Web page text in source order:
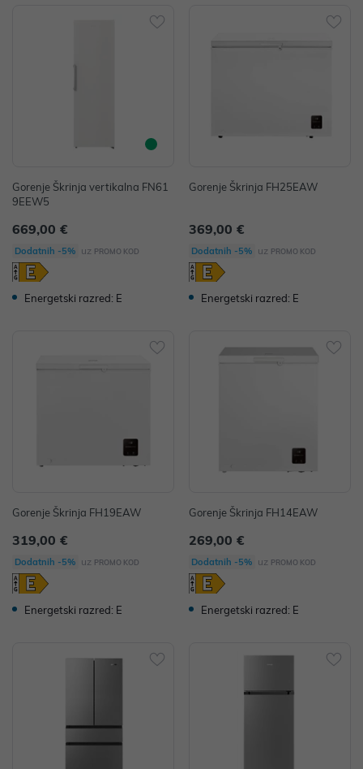
Gorenje Škrinja vertikalna FN61
9EEW5
669,00 €
Dodatnih -5% uz PROMO KOD
Energetski razred: E
Gorenje Škrinja FH25EAW
369,00 €
Dodatnih -5% uz PROMO KOD
Energetski razred: E
Gorenje Škrinja FH19EAW
319,00 €
Dodatnih -5% uz PROMO KOD
Energetski razred: E
Gorenje Škrinja FH14EAW
269,00 €
Dodatnih -5% uz PROMO KOD
Energetski razred: E